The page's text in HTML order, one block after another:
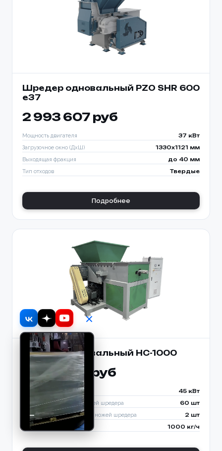
Шредер одновальный PZO SHR 600
е37
2 993 607 руб
Мощность двигателя 37 кВт
Загрузочное окно (ДхШ) 1330x1121 мм
Выходящая фракция до 40 мм
Тип отходов Твердые
Подробнее
Шредер одновальный HC-1000
3 105 000 руб
Мощность двигателя 45 кВт
Количество роторных ножей шредера 60 шт
Количество стационарных ножей шредера 2 шт
Производительность до 1000 кг/ч